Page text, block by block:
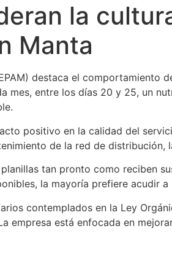
la
Manta
destaca el comportamiento
mes, entre los días 20 y 25, un
positivo en la calidad del
de la red de
tan pronto como reciben
la mayoría prefiere acudir
contemplados en la Ley
empresa está enfocada en